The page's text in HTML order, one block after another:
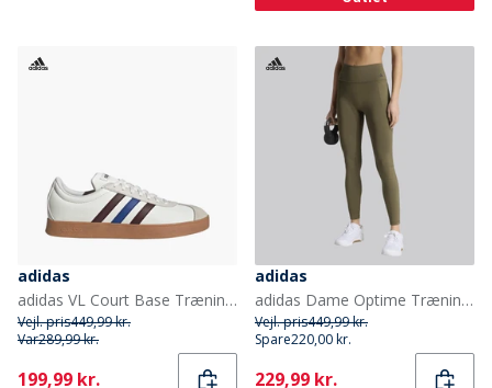
adidas
adidas VL Court Base Træningssko Cloud White/Aurora Ruby/Royal Blue
Vejl. pris449,99 kr.
Var289,99 kr.
Current
199,99 kr.
adidas
adidas Dame Optime Træningsleggings Olive Strata
Vejl. pris449,99 kr.
Spare220,00 kr.
Current
229,99 kr.